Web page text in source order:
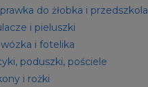
do żłobka i przedszkola
i pieluszki
i fotelika
poduszki, pościele
i rożki